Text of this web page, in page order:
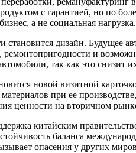
с гарантией, но по
а не социальная
становится дизайн. Будущее
ремонтопригодности и
так как это снизит
новой визитной
при ее
ценности на вторичном
китайским
баланса
опасения у других